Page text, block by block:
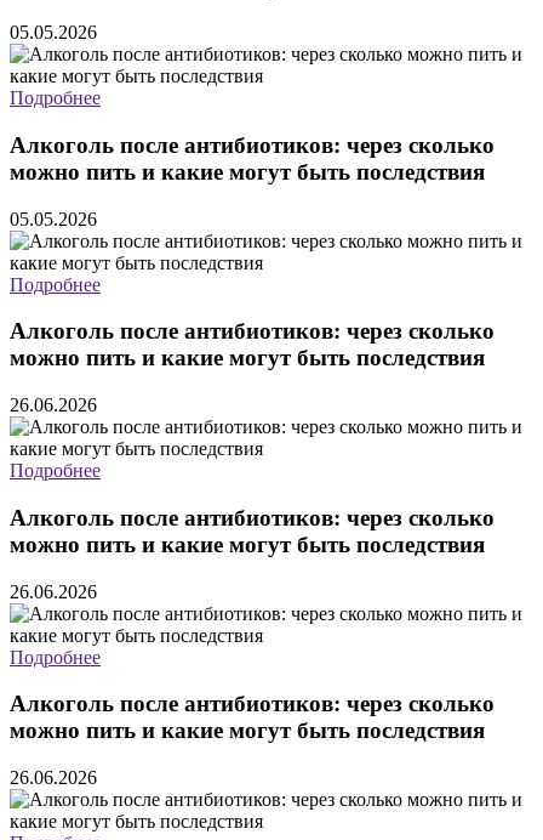
05.05.2026
Подробнее
Алкоголь после антибиотиков: через сколько
можно пить и какие могут быть последствия
05.05.2026
Подробнее
Алкоголь после антибиотиков: через сколько
можно пить и какие могут быть последствия
26.06.2026
Подробнее
Алкоголь после антибиотиков: через сколько
можно пить и какие могут быть последствия
26.06.2026
Подробнее
Алкоголь после антибиотиков: через сколько
можно пить и какие могут быть последствия
26.06.2026